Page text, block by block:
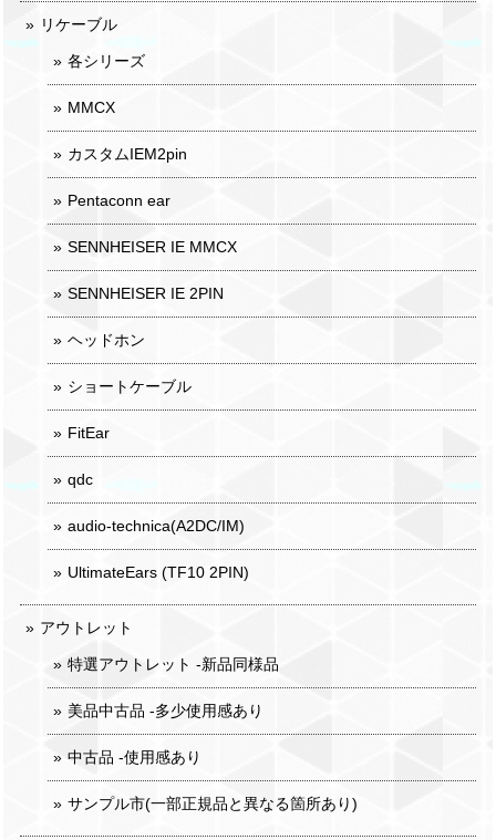
リケーブル
各シリーズ
MMCX
カスタムIEM2pin
Pentaconn ear
SENNHEISER IE MMCX
SENNHEISER IE 2PIN
ヘッドホン
ショートケーブル
FitEar
qdc
audio-technica(A2DC/IM)
UltimateEars (TF10 2PIN)
アウトレット
特選アウトレット -新品同様品
美品中古品 -多少使用感あり
中古品 -使用感あり
サンプル市(一部正規品と異なる箇所あり)